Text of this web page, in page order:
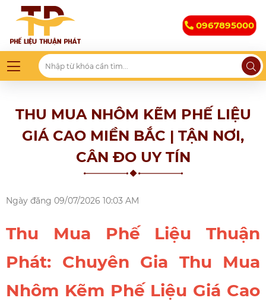
0967895000
THU MUA NHÔM KẼM PHẾ LIỆU
GIÁ CAO MIỀN BẮC | TẬN NƠI,
CÂN ĐO UY TÍN
Ngày đăng 09/07/2026 10:03 AM
Thu Mua Phế Liệu Thuận
Phát: Chuyên Gia Thu Mua
Nhôm Kẽm Phế Liệu Giá Cao